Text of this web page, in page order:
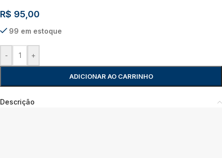
R$ 95,00
99 em estoque
- +
ADICIONAR AO CARRINHO
Descrição